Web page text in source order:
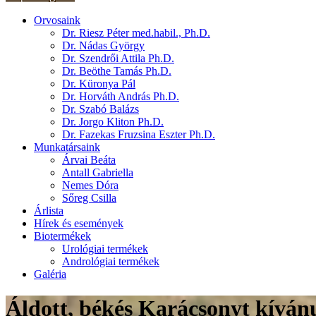
Orvosaink
Dr. Riesz Péter med.habil., Ph.D.
Dr. Nádas György
Dr. Szendrői Attila Ph.D.
Dr. Beöthe Tamás Ph.D.
Dr. Küronya Pál
Dr. Horváth András Ph.D.
Dr. Szabó Balázs
Dr. Jorgo Kliton Ph.D.
Dr. Fazekas Fruzsina Eszter Ph.D.
Munkatársaink
Árvai Beáta
Antall Gabriella
Nemes Dóra
Sőreg Csilla
Árlista
Hírek és események
Biotermékek
Urológiai termékek
Andrológiai termékek
Galéria
Áldott, békés Karácsonyt